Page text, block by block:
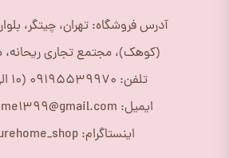
آدرس فروشگاه: تهران، چیتگر،
(کوهک)، مجتمع تجاری ریحانه،
تلفن: 09195539970 (10 الی 18 )
ایمیل: purehome1399@gmail.com
اینستاگرام: purehome_shop@